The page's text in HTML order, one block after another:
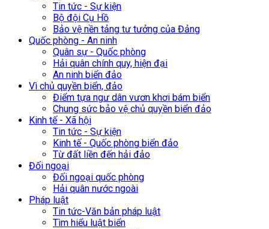
Tin tức - Sự kiện
Bộ đội Cụ Hồ
Bảo vệ nền tảng tư tưởng của Đảng
Quốc phòng - An ninh
Quân sự - Quốc phòng
Hải quân chính quy, hiện đại
An ninh biển đảo
Vì chủ quyền biển, đảo
Điểm tựa ngư dân vươn khơi bám biển
Chung sức bảo vệ chủ quyền biển đảo
Kinh tế - Xã hội
Tin tức - Sự kiện
Kinh tế - Quốc phòng biển đảo
Từ đất liền đến hải đảo
Đối ngoại
Đối ngoại quốc phòng
Hải quân nước ngoài
Pháp luật
Tin tức-Văn bản pháp luật
Tìm hiểu luật biển